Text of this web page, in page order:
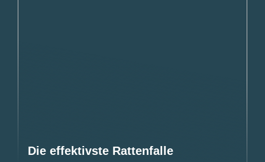
Die effektivste Rattenfalle